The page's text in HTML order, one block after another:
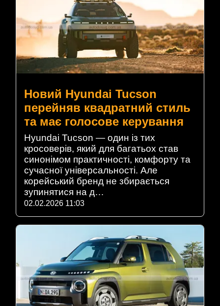
Новий Hyundai Tucson
перейняв квадратний стиль
та має голосове керування
Hyundai Tucson — один із тих
кросоверів, який для багатьох став
синонімом практичності, комфорту та
сучасної універсальності. Але
корейський бренд не збирається
зупинятися на д…
02.02.2026 11:03